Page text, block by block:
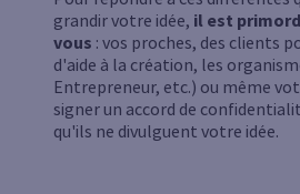
grandir votre idée, il est
vous : vos proches, des clients
d'aide à la création, les
Entrepreneur, etc.) ou même
signer un accord de
qu'ils ne divulguent votre idée.